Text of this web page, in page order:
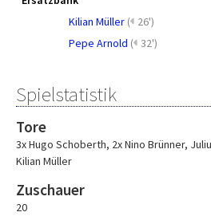
Kilian Müller ( 26')
Pepe Arnold ( 32')
Spielstatistik
Tore
3x Hugo Schoberth, 2x Nino Brünner,
Kilian Müller
Zuschauer
20